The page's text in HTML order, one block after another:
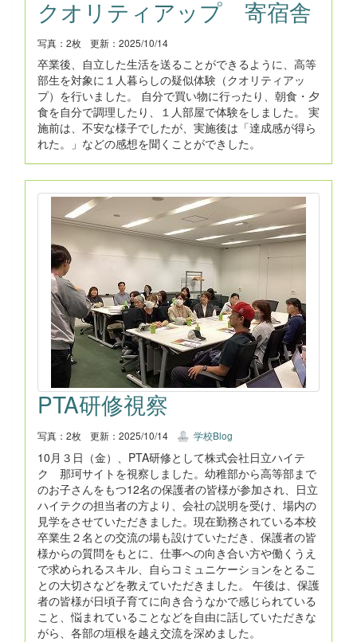
クオリティアップ 寄宿舎
写真：2枚 更新：2025/10/14
卒業後、自立した生活を送ることができるように、高等
部生を対象に１人暮らしの疑似体験（クオリティアッ
プ）を行いました。 自分で買い物に行ったり、朝食・夕
食を自分で調理したり、１人部屋で体験をしました。 実
施前は、不安な様子でしたが、実施後は「達成感が得ら
れた。」などの感想を聞くことができした。
PTA研修視察
写真：2枚 更新：2025/10/14 学校Blog
10月３日（金）、PTA研修として株式会社日立ハイテ
ク 那珂サイトを視察しました。幼稚部から高等部まで
のお子さんをもつ12名の保護者の皆様が参加され、日立
ハイテクの担当者の方より、会社の説明を受け、場内の
見学をさせていただきました。現在勤務されている本校
卒業生２名との交流の場も設けていただき、保護者の皆
様からの質問をもとに、仕事への向き合い方や働くうえ
で求められるスキル、自らコミュニケーションをとるこ
との大切さなどを教えていただきました。 午後は、保護
者の皆様が日頃子育てに向き合うなかで感じられている
こと、悩まれていることなどを自由に話していただきな
がら、各部の垣根を越え交流を深めました。